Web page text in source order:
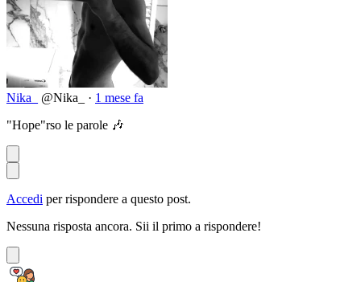
Nika_ @Nika_ · 1 mese fa
"Hope"rso le parole 🎶
Accedi per rispondere a questo post.
Nessuna risposta ancora. Sii il primo a rispondere!